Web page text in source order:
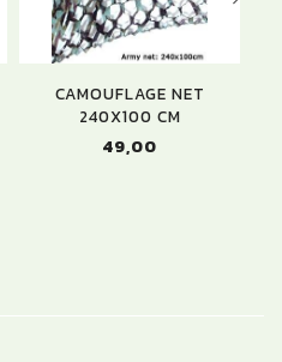
CAMOUFLAGE NET
240X100 CM
49,00